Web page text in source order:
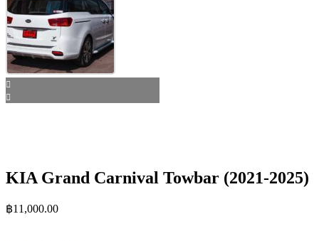
KIA Grand Carnival Towbar (2021-2025)
฿11,000.00